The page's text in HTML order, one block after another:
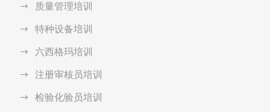
质量管理培训
特种设备培训
六西格玛培训
注册审核员培训
检验化验员培训